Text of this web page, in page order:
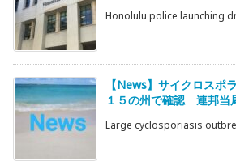
Honolulu police launching
【News】サイクロス
１５の州で確認 連邦当
Large cyclosporiasis